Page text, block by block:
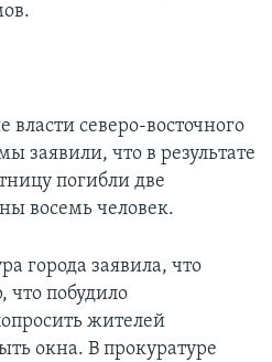
северо-восточного
заявили, что в результате
погибли две
восемь человек.
города заявила, что
что побудило
жителей
окна. В прокуратуре